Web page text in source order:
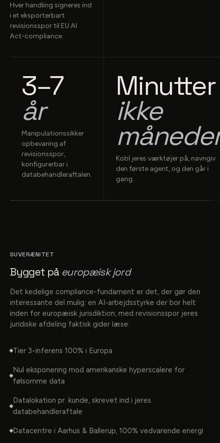
Hver handling signeres ind
i et eksporterbart
revisionsspor til EU AI
Act-compliance.
3–7
år
Manipulationssikker
opbevaring af
revisionsspor,
konfigurerbar i
databehandleraftalen.
Minutter
ikke
Kobl jeres værktøjer på, navngiv
den første agent, og den går i
gang.
SUVERÆNITET
Bygget på europæisk jord
Det kedelige compliance-fundament er det, der gør den
interessante del mulig: en AI-arbejdsstyrke der bor helt
inden for europæisk jurisdiktion, med revisionsspor jeres
juridiske afdeling faktisk gider læse.
Tier 3-inferens 100% i Europa
Nul eksponering mod amerikanske hyperscalere for
følsomme data
Datalokation pr. kunde, skrevet ind i jeres
databehandleraftale
Datacentre i Aarhus & Ballerup, 100% vedvarende energi